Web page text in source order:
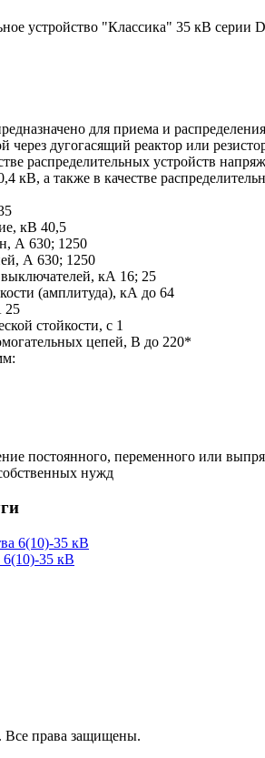
для приема и
через дугогасящий реактор или
распределительных устройств
кВ, а также в качестве
кВ 40,5
А 630; 1250
А 630; 1250
кА 16; 25
(амплитуда), кА до 64
25
стойкости, с 1
цепей, В до 220*
постоянного, переменного или
нужд
6(10)-35 кВ
права защищены.